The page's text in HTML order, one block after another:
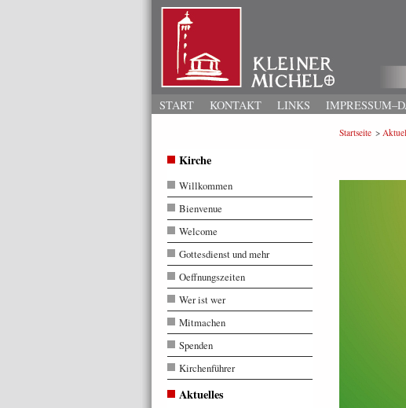
START KONTAKT LINKS
Startseite
Kirche
Willkommen
Bienvenue
Welcome
Gottesdienst und mehr
Oeffnungszeiten
Wer ist wer
Mitmachen
Spenden
Kirchenführer
Aktuelles